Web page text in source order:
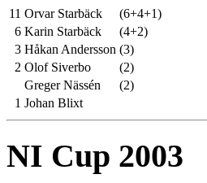
11 Orvar Starbäck
(6+4+1)
6 Karin Starbäck
(4+2)
3 Håkan Andersson (3)
2 Olof Siverbo
(2)
Greger Nässén
(2)
1 Johan Blixt
NI Cup 2003